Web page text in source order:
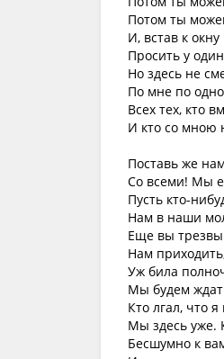
Потом ты
И, встав к
Просить у
Но здесь не
По мне по
Всех тех, кто
И кто со мною
Поставь же
Со всеми! Мы
Пусть кто-
Нам в наши
Еще вы
Нам
Уж била
Мы будем
Кто лгал, что
Мы здесь уже.
Бесшумно к